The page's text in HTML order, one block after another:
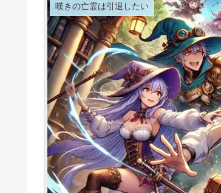
嘆きの亡霊は引退したい